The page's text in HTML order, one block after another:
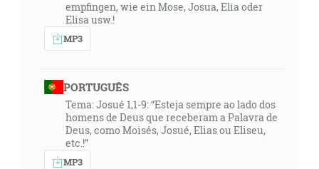
empfingen, wie ein Mose, Josua, Elia oder
Elisa usw.!
MP3
PORTUGUÊS
Tema: Josué 1,1-9: “Esteja sempre ao lado dos
homens de Deus que receberam a Palavra de
Deus, como Moisés, Josué, Elias ou Eliseu,
etc.!”
MP3